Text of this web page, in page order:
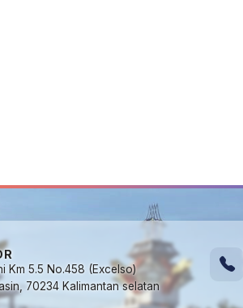
Km 5.5 No.458 (Excelso)
70234 Kalimantan selatan